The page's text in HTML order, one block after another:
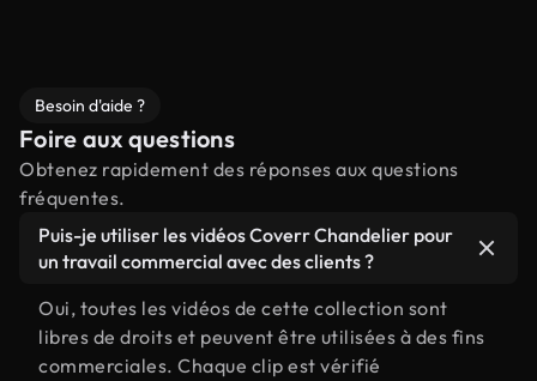
Besoin d'aide ?
Foire aux questions
Obtenez rapidement des réponses aux questions
fréquentes.
Puis-je utiliser les vidéos Coverr Chandelier pour
un travail commercial avec des clients ?
Oui, toutes les vidéos de cette collection sont
libres de droits et peuvent être utilisées à des fins
commerciales. Chaque clip est vérifié